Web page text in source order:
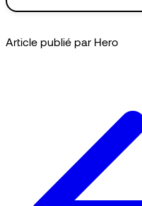
Article publié par Hero